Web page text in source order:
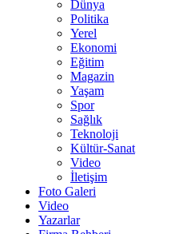
Dünya
Politika
Yerel
Ekonomi
Eğitim
Magazin
Yaşam
Spor
Sağlık
Teknoloji
Kültür-Sanat
Video
İletişim
Foto Galeri
Video
Yazarlar